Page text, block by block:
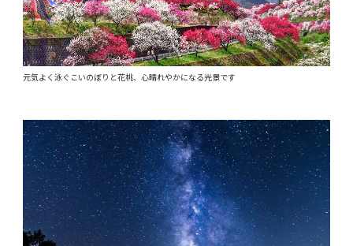
元気よく泳ぐこいのぼりと花桃、心晴れやかになる光景です